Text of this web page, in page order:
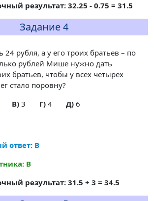
результат: 32.25 - 0.75 = 31.5
Задание 4
рубля, а у его троих братьев – по
рублей Мише нужно дать
братьев, чтобы у всех четырёх
стало поровну?
В)3 Г)4 Д)6
ответ: В
В
результат: 31.5 + 3 = 34.5